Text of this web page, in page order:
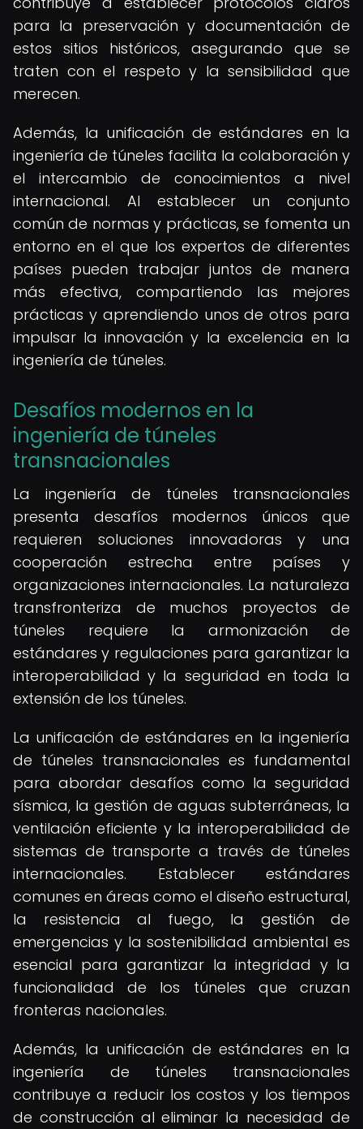
para la preservación y documentación de
estos sitios históricos, asegurando que se
traten con el respeto y la sensibilidad que
merecen.
Además, la unificación de estándares en la
ingeniería de túneles facilita la colaboración y
el intercambio de conocimientos a nivel
internacional. Al establecer un conjunto
común de normas y prácticas, se fomenta un
entorno en el que los expertos de diferentes
países pueden trabajar juntos de manera
más efectiva, compartiendo las mejores
prácticas y aprendiendo unos de otros para
impulsar la innovación y la excelencia en la
ingeniería de túneles.
Desafíos modernos en la
ingeniería de túneles
transnacionales
La ingeniería de túneles transnacionales
presenta desafíos modernos únicos que
requieren soluciones innovadoras y una
cooperación estrecha entre países y
organizaciones internacionales. La naturaleza
transfronteriza de muchos proyectos de
túneles requiere la armonización de
estándares y regulaciones para garantizar la
interoperabilidad y la seguridad en toda la
extensión de los túneles.
La unificación de estándares en la ingeniería
de túneles transnacionales es fundamental
para abordar desafíos como la seguridad
sísmica, la gestión de aguas subterráneas, la
ventilación eficiente y la interoperabilidad de
sistemas de transporte a través de túneles
internacionales. Establecer estándares
comunes en áreas como el diseño estructural,
la resistencia al fuego, la gestión de
emergencias y la sostenibilidad ambiental es
esencial para garantizar la integridad y la
funcionalidad de los túneles que cruzan
fronteras nacionales.
Además, la unificación de estándares en la
ingeniería de túneles transnacionales
contribuye a reducir los costos y los tiempos
de construcción al eliminar la necesidad de